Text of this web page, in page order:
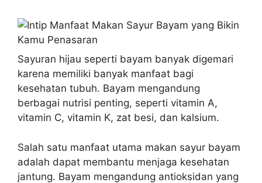
Sayuran hijau seperti bayam banyak digemari
karena memiliki banyak manfaat bagi
kesehatan tubuh. Bayam mengandung
berbagai nutrisi penting, seperti vitamin A,
vitamin C, vitamin K, zat besi, dan kalsium.
Salah satu manfaat utama makan sayur bayam
adalah dapat membantu menjaga kesehatan
jantung. Bayam mengandung antioksidan yang